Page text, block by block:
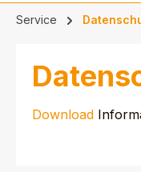
Service
Download